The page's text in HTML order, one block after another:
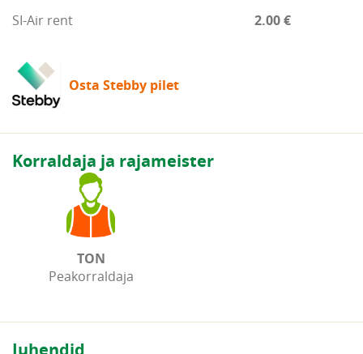
SI-Air rent
2.00 €
Osta Stebby pilet
Korraldaja ja rajameister
TON
Peakorraldaja
Juhendid